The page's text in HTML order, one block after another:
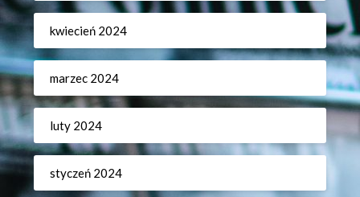
kwiecień 2024
marzec 2024
luty 2024
styczeń 2024